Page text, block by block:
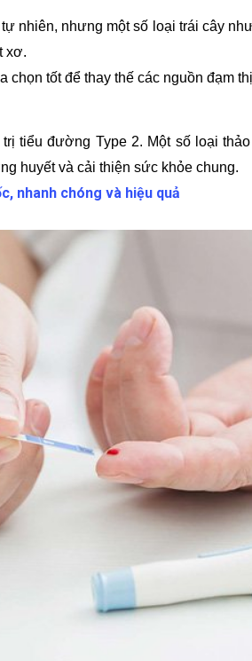
nhiên, nhưng một số loại trái cây
xơ.
tốt để thay thế các nguồn đạm
tiểu đường Type 2. Một số loại
huyết và cải thiện sức khỏe chung.
nhanh chóng và hiệu quả